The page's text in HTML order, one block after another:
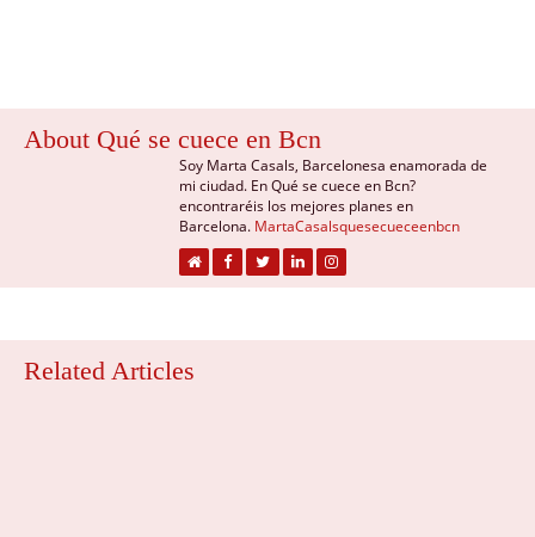
About Qué se cuece en Bcn
Soy Marta Casals, Barcelonesa enamorada de
mi ciudad. En Qué se cuece en Bcn?
encontraréis los mejores planes en
Barcelona. MartaCasalsquesecueceenbcn
Related Articles